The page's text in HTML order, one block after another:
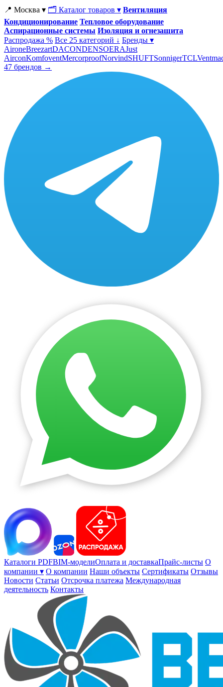
📍 Москва ▾ 🗂 Каталог товаров ▾ Вентиляция
Кондиционирование Тепловое оборудование
Аспирационные системы Изоляция и огнезащита
Распродажа % Все 25 категорий ↓ Бренды ▾
AironeBreezartDACONDENSOERAJust
AirconKomfoventMercorproofNorvindSHUFTSonnigerTCL
47 брендов →
Каталоги PDFBIM-моделиОплата и доставкаПрайс-листы О
компании ▾ О компании Наши объекты Сертификаты Отзывы
Новости Статьи Отсрочка платежа Международная
деятельность Контакты